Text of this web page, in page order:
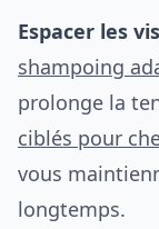
Espacer les
shampoing
prolonge la
ciblés pour
vous
longtemps.